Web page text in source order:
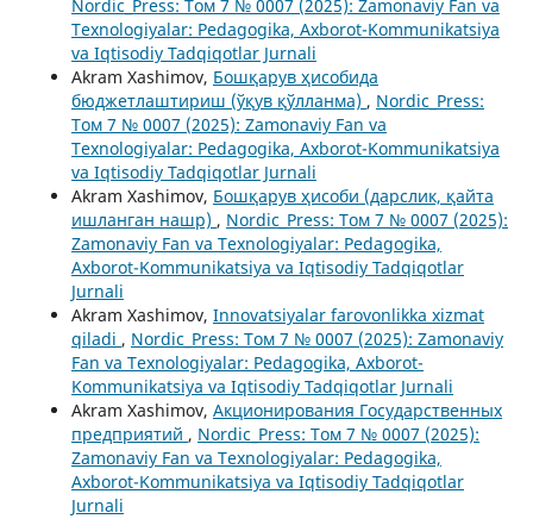
Nordic_Press: Том 7 № 0007 (2025): Zamonaviy Fan va
Texnologiyalar: Pedagogika, Axborot-Kommunikatsiya
va Iqtisodiy Tadqiqotlar Jurnali
Akram Xashimov, Бошқарув ҳисобида
бюджетлаштириш (ўқув қўлланма) , Nordic_Press:
Том 7 № 0007 (2025): Zamonaviy Fan va
Texnologiyalar: Pedagogika, Axborot-Kommunikatsiya
va Iqtisodiy Tadqiqotlar Jurnali
Akram Xashimov, Бошқарув ҳисоби (дарслик, қайта
ишланган нашр) , Nordic_Press: Том 7 № 0007 (2025):
Zamonaviy Fan va Texnologiyalar: Pedagogika,
Axborot-Kommunikatsiya va Iqtisodiy Tadqiqotlar
Jurnali
Akram Xashimov, Innovatsiyalar farovonlikka xizmat
qiladi , Nordic_Press: Том 7 № 0007 (2025): Zamonaviy
Fan va Texnologiyalar: Pedagogika, Axborot-
Kommunikatsiya va Iqtisodiy Tadqiqotlar Jurnali
Akram Xashimov, Акционирования Государственных
предприятий , Nordic_Press: Том 7 № 0007 (2025):
Zamonaviy Fan va Texnologiyalar: Pedagogika,
Axborot-Kommunikatsiya va Iqtisodiy Tadqiqotlar
Jurnali